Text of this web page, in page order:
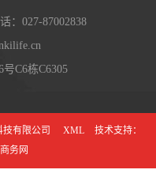
：027-87002838
C6栋C6305
有限公司 XML
技术支持：
务网